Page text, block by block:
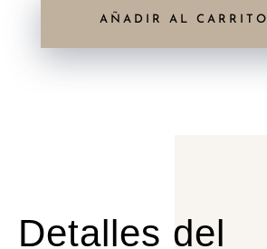
Cuero
AÑADIR AL CARRITO
Detalles del